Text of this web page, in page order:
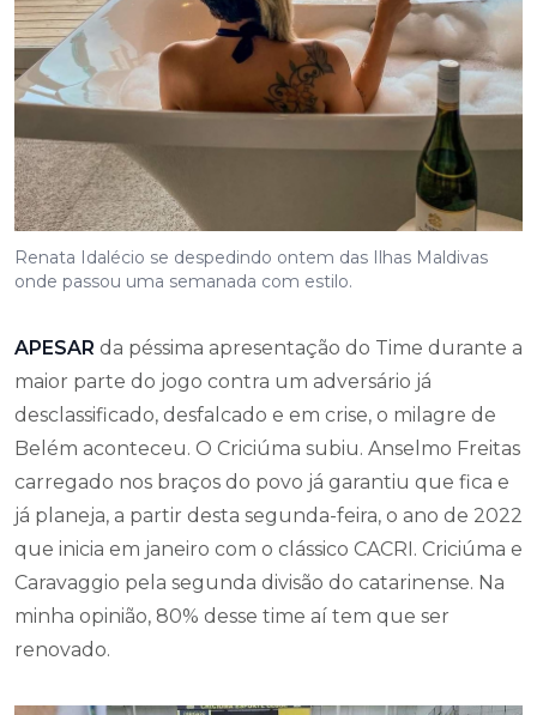
Renata Idalécio se despedindo ontem das Ilhas Maldivas
onde passou uma semanada com estilo.
APESAR da péssima apresentação do Time durante a
maior parte do jogo contra um adversário já
desclassificado, desfalcado e em crise, o milagre de
Belém aconteceu. O Criciúma subiu. Anselmo Freitas
carregado nos braços do povo já garantiu que fica e
já planeja, a partir desta segunda-feira, o ano de 2022
que inicia em janeiro com o clássico CACRI. Criciúma e
Caravaggio pela segunda divisão do catarinense. Na
minha opinião, 80% desse time aí tem que ser
renovado.